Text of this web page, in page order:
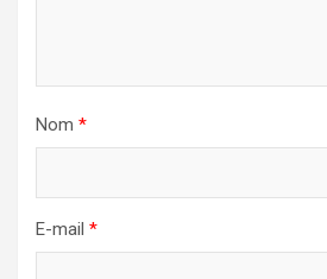
Nom *
E-mail *